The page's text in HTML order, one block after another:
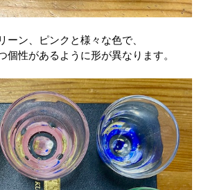
ーン、ピンクと様々な色で、
個性があるように形が異なります。